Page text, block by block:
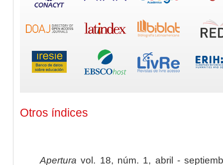
Otros índices
Apertura vol. 18, núm. 1, abril -